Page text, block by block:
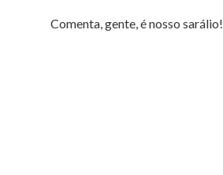
Comenta, gente, é nosso sarálio!